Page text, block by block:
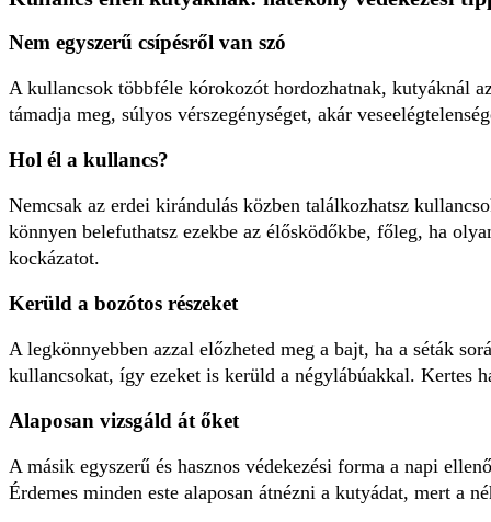
Nem egyszerű csípésről van szó
A kullancsok többféle kórokozót hordozhatnak, kutyáknál
támadja meg, súlyos vérszegénységet, akár
Hol él a kullancs?
Nemcsak az erdei kirándulás közben találkozhatsz
könnyen belefuthatsz ezekbe az élősködőkbe, főleg, ha
kockázatot.
Kerüld a bozótos részeket
A legkönnyebben azzal előzheted meg a bajt, ha a séták
kullancsokat, így ezeket is kerüld a négylábúakkal. Kertes
Alaposan vizsgáld át őket
A másik egyszerű és hasznos védekezési forma a napi
Érdemes minden este alaposan átnézni a kutyádat, mert a